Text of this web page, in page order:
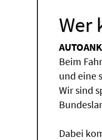
Wer
Beim
und eine
Wir sind
Dabei